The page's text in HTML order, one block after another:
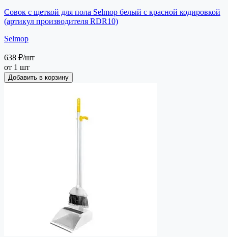
Совок с щеткой для пола Selmop белый с красной кодировкой
(артикул производителя RDR10)
Selmop
638 ₽/шт
от 1 шт
Добавить в корзину